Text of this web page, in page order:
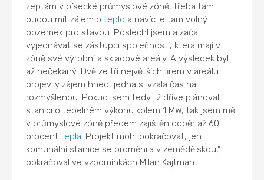
zeptám v písecké průmyslové zóně, třeba tam
budou mít zájem oteplo a navíc je tam volný
pozemek pro stavbu. Poslechl jsem a začal
vyjednávat se zástupci společností, která mají v
zóně své výrobní a skladové areály. A výsledek byl
až nečekaný: Dvě ze tří největších firem v areálu
projevily zájem hned, jedna si vzala čas na
rozmyšlenou. Pokud jsem tedy již dříve plánoval
stanici o tepelném výkonu kolem 1 MW, tak jsem měl
v průmyslové zóně předem zajištěn odběr až 60
procenttepla. Projekt mohl pokračovat, jen
komunální stanice se proměnila v zemědělskou,“
pokračoval ve vzpomínkách Milan Kajtman.